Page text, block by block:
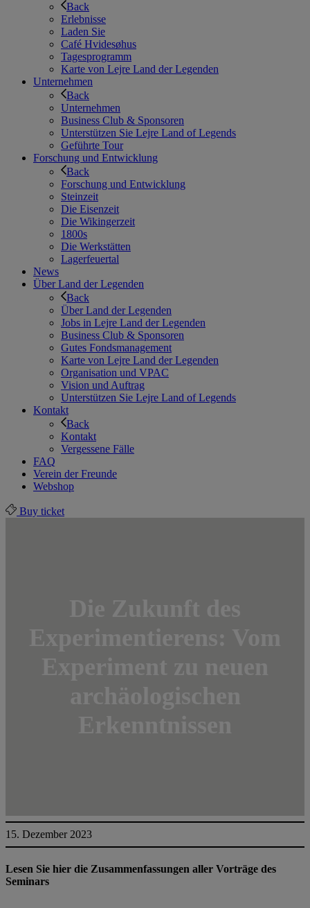
Back
Erlebnisse
Laden Sie
Café Hvidesøhus
Tagesprogramm
Karte von Lejre Land der Legenden
Unternehmen
Back
Unternehmen
Business Club & Sponsoren
Unterstützen Sie Lejre Land of Legends
Geführte Tour
Forschung und Entwicklung
Back
Forschung und Entwicklung
Steinzeit
Die Eisenzeit
Die Wikingerzeit
1800s
Die Werkstätten
Lagerfeuertal
News
Über Land der Legenden
Back
Über Land der Legenden
Jobs in Lejre Land der Legenden
Business Club & Sponsoren
Gutes Fondsmanagement
Karte von Lejre Land der Legenden
Organisation und VPAC
Vision und Auftrag
Unterstützen Sie Lejre Land of Legends
Kontakt
Back
Kontakt
Vergessene Fälle
FAQ
Verein der Freunde
Webshop
Buy ticket
15. Dezember 2023
Lesen Sie hier die Zusammenfassungen aller Vorträge des
Seminars